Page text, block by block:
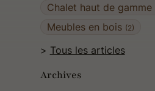
Chalet haut de gamme
Meubles en bois (2)
Tous les articles
Archives